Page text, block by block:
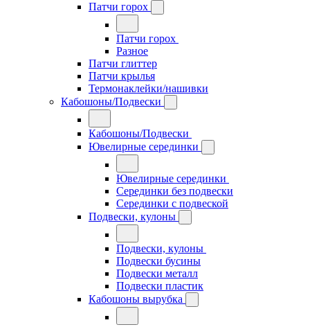
Патчи горох
Патчи горох
Разное
Патчи глиттер
Патчи крылья
Термонаклейки/нашивки
Кабошоны/Подвески
Кабошоны/Подвески
Ювелирные серединки
Ювелирные серединки
Серединки без подвески
Серединки с подвеской
Подвески, кулоны
Подвески, кулоны
Подвески бусины
Подвески металл
Подвески пластик
Кабошоны вырубка